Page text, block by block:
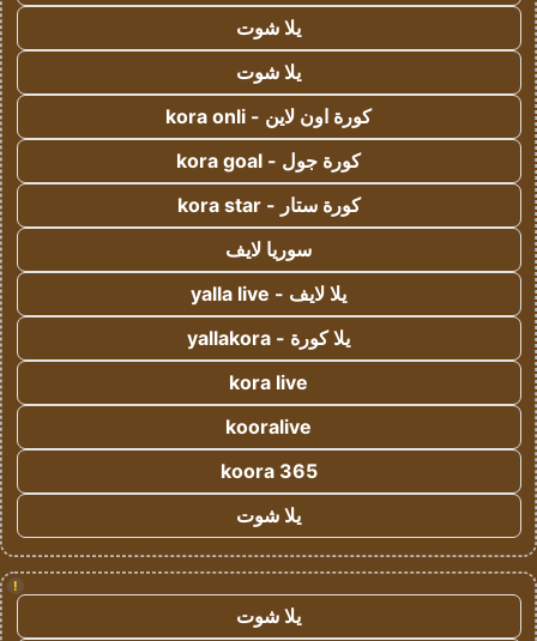
يلا شوت
يلا شوت
كورة اون لاين - kora onli
كورة جول - kora goal
كورة ستار - kora star
سوريا لايف
يلا لايف - yalla live
يلا كورة - yallakora
kora live
kooralive
koora 365
يلا شوت
!
يلا شوت